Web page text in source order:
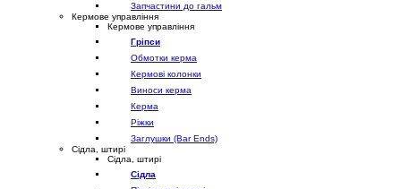
Запчастини до гальм
Кермове управління
Кермове управління
Гріпси
Обмотки керма
Кермові колонки
Виноси керма
Керма
Ріжки
Заглушки (Bar Ends)
Сідла, штирі
Сідла, штирі
Сідла